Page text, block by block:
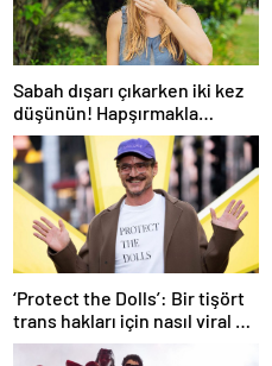
Sabah dışarı çıkarken iki kez
düşünün! Hapşırmakla
başlayıp astıma
dönüşebiliyor
‘Protect the Dolls’: Bir tişört
trans hakları için nasıl viral bir
sembol haline geldi?